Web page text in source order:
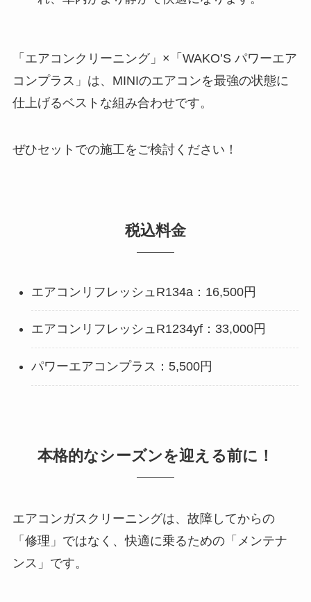
「エアコンクリーニング」×「WAKO’S パワーエア
コンプラス」は、MINIのエアコンを最強の状態に
仕上げるベストな組み合わせです。
ぜひセットでの施工をご検討ください！
税込料金
エアコンリフレッシュR134a：16,500円
エアコンリフレッシュR1234yf：33,000円
パワーエアコンプラス：5,500円
本格的なシーズンを迎える前に！
エアコンガスクリーニングは、故障してからの
「修理」ではなく、快適に乗るための「メンテナ
ンス」です。